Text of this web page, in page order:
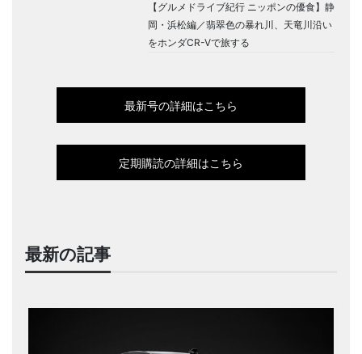
【グルメドライブ紀行 ニッポンの優食】静
岡・浜松編／翡翠色の暴れ川、天竜川沿い
をホンダCR-Vで旅する
最新号の詳細はこちら
定期購読の詳細はこちら
最新の記事